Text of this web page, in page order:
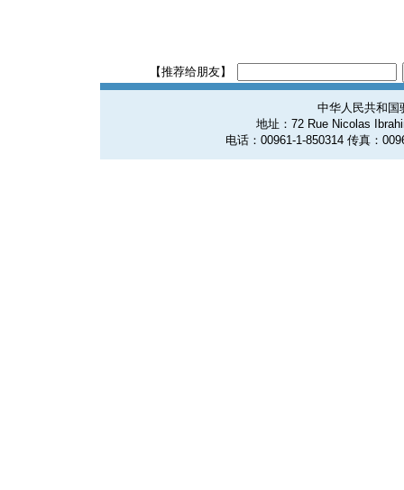
【推荐给朋友】
中华人民共和国
地址：72 Rue Nicolas
电话：00961-1-850314 传真：